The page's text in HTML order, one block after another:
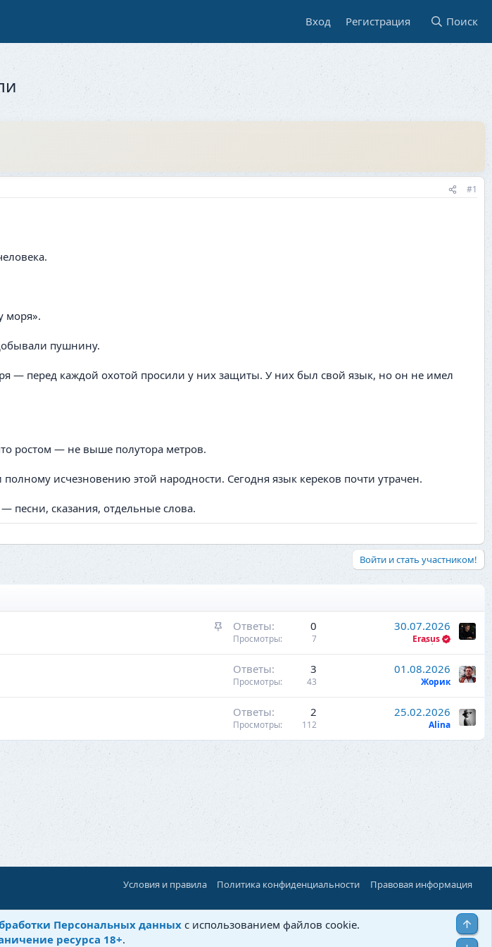
Вход Регистрация Поиск
#1
моря».
пушнину.
— перед каждой охотой просили у них защиты. У них был свой язык, но он не имел
ростом — не выше полутора метров.
исчезновению этой народности. Сегодня язык кереков почти утрачен.
песни, сказания, отдельные слова.
Войти и стать участником!
З
н
Ответы 0
Просмотры 7
30.07.2026
Erasus
Ответы 3
Просмотры 43
01.08.2026
Жорик
Ответы 2
Просмотры 112
25.02.2026
Alina
Условия и правила Политика конфиденциальности Правовая информация
, 2025-2026Персональных данных с использованием файлов cookie.
ресурса 18+.